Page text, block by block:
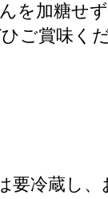
を加糖せ
ご賞味くだ
冷蔵し